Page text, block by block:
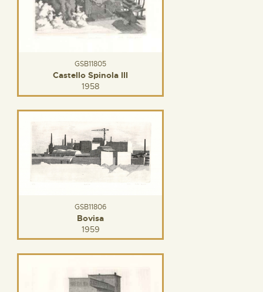
GSB11805
Castello Spinola III
1958
GSB11806
Bovisa
1959